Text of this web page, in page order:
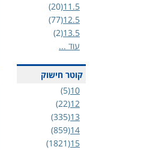
11.5
(20)
12.5
(77)
13.5
(2)
עוד ...
קוטר חישוק
10
(5)
12
(22)
13
(335)
14
(859)
15
(1821)